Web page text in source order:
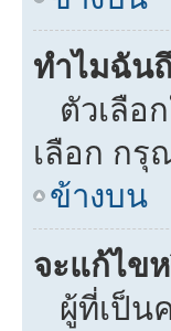
ทำไมฉัน
ตัวเลือ
เลือก ก
ข้างบน
จะแก้ไข
ผู้ที่เป็น